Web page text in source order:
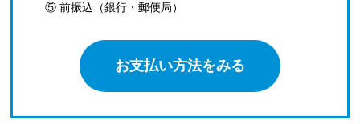
⑤ 前振込（銀行・郵便局）
お支払い方法をみる